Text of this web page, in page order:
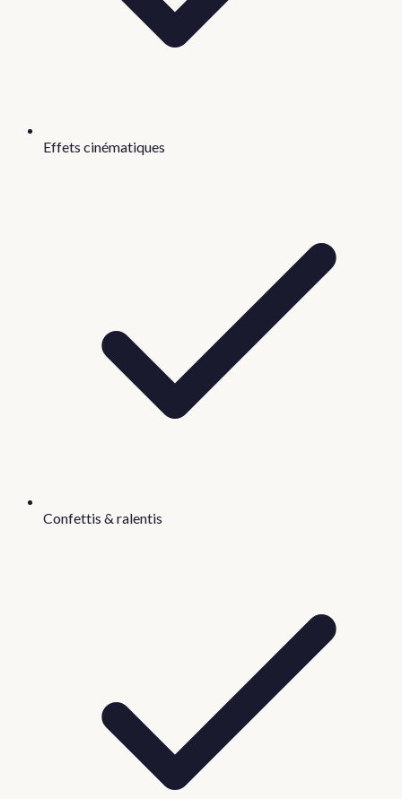
Effets cinématiques
Confettis & ralentis